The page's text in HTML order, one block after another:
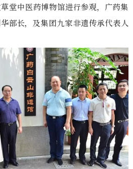
堂中医药博物馆进行参观，广药集
部长，及集团九家非遗传承代表人